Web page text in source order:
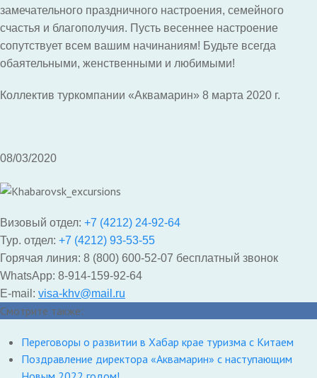
замечательного праздничного настроения, семейного
счастья и благополучия. Пусть весеннее настроение
сопутствует всем вашим начинаниям! Будьте всегда
обаятельными, женственными и любимыми!
Коллектив туркомпании «Аквамарин» 8 марта 2020 г.
08/03/2020
Визовый отдел: +7 (4212) 24-92-64
Тур. отдел: +7 (4212) 93-53-55
Горячая линия: 8 (800) 600-52-07 бесплатный звонок
WhatsApp: 8-914-159-92-64
E-mail: visa-khv@mail.ru
Смотрите также:
Переговоры о развитии в Хабар крае туризма с Китаем
Поздравление директора «Аквамарин» с наступающим